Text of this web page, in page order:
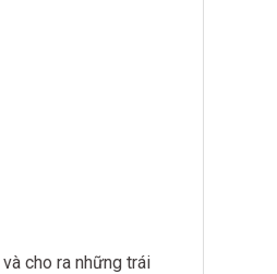
cho ra những trái